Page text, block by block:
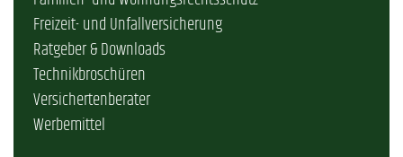
Freizeit- und Unfallversicherung
Ratgeber & Downloads
Technikbroschüren
Versichertenberater
Werbemittel